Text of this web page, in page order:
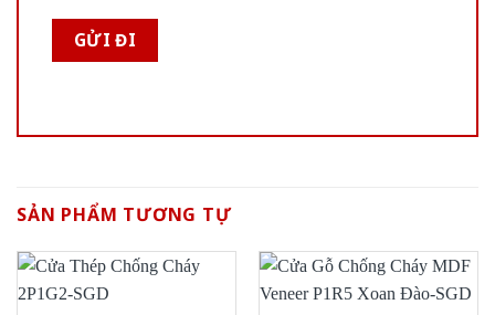
SẢN PHẨM TƯƠNG TỰ